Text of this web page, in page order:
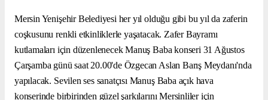
Mersin Yenişehir Belediyesi her yıl olduğu gibi bu yıl da zaferin
coşkusunu renkli etkinliklerle yaşatacak. Zafer Bayramı
kutlamaları için düzenlenecek Manuş Baba konseri 31 Ağustos
Çarşamba günü saat 20.00'de Özgecan Aslan Barış Meydanı'nda
yapılacak. Sevilen ses sanatçısı Manuş Baba açık hava
konserinde birbirinden güzel şarkılarını Mersinliler için